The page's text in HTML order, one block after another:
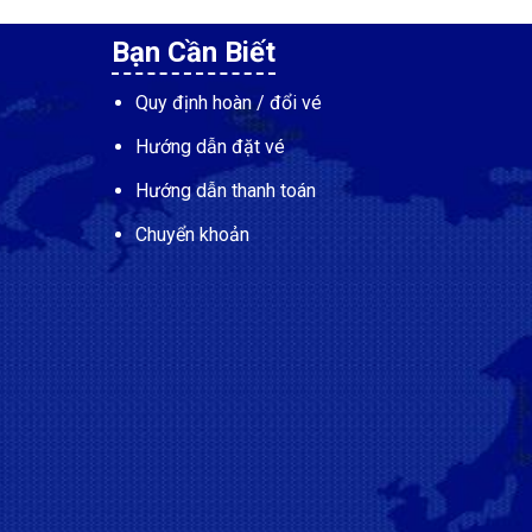
Bạn Cần Biết
Quy định hoàn / đổi vé
Hướng dẫn đặt vé
Hướng dẫn thanh toán
Chuyển khoản